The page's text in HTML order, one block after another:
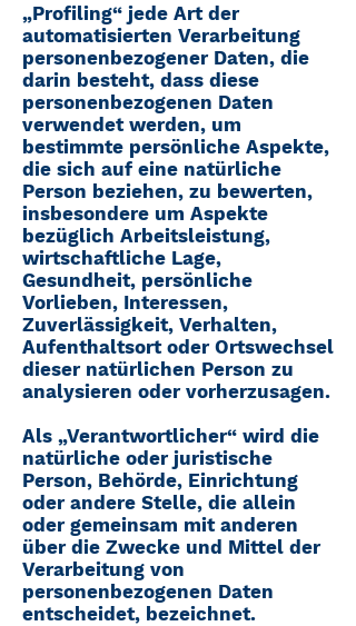
„Profiling“ jede Art der
automatisierten Verarbeitung
personenbezogener Daten, die
darin besteht, dass diese
personenbezogenen Daten
verwendet werden, um
bestimmte persönliche Aspekte,
die sich auf eine natürliche
Person beziehen, zu bewerten,
insbesondere um Aspekte
bezüglich Arbeitsleistung,
wirtschaftliche Lage,
Gesundheit, persönliche
Vorlieben, Interessen,
Zuverlässigkeit, Verhalten,
Aufenthaltsort oder Ortswechsel
dieser natürlichen Person zu
analysieren oder vorherzusagen.
Als „Verantwortlicher“ wird die
natürliche oder juristische
Person, Behörde, Einrichtung
oder andere Stelle, die allein
oder gemeinsam mit anderen
über die Zwecke und Mittel der
Verarbeitung von
personenbezogenen Daten
entscheidet, bezeichnet.